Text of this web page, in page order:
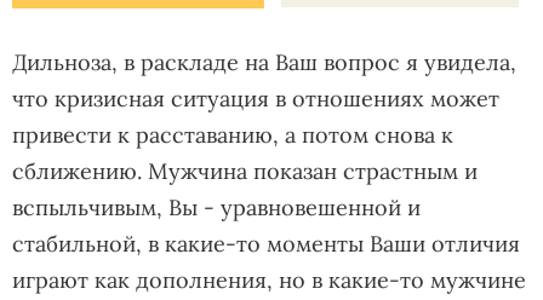
Дильноза, в раскладе на Ваш вопрос я увидела,
что кризисная ситуация в отношениях может
привести к расставанию, а потом снова к
сближению. Мужчина показан страстным и
вспыльчивым, Вы - уравновешенной и
стабильной, в какие-то моменты Ваши отличия
играют как дополнения, но в какие-то мужчине